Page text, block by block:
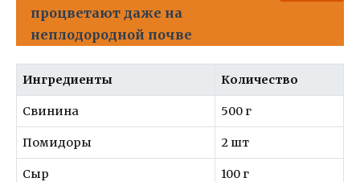
процветают даже на
неплодородной почве
Ингредиенты Количество
Свинина 500 г
Помидоры 2 шт
Сыр 100 г